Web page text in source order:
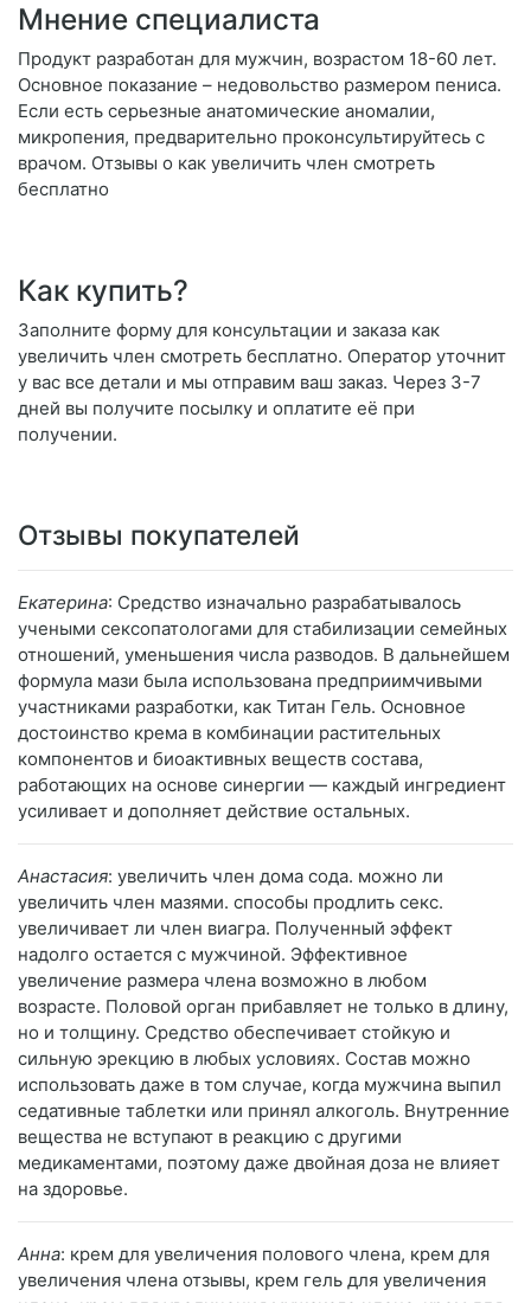
Мнение специалиста
Продукт разработан для мужчин, возрастом 18-60 лет.
Основное показание – недовольство размером пениса.
Если есть серьезные анатомические аномалии,
микропения, предварительно проконсультируйтесь с
врачом. Отзывы о как увеличить член смотреть
бесплатно
Как купить?
Заполните форму для консультации и заказа как
увеличить член смотреть бесплатно. Оператор уточнит
у вас все детали и мы отправим ваш заказ. Через 3-7
дней вы получите посылку и оплатите её при
получении.
Отзывы покупателей
Екатерина: Средство изначально разрабатывалось
учеными сексопатологами для стабилизации семейных
отношений, уменьшения числа разводов. В дальнейшем
формула мази была использована предприимчивыми
участниками разработки, как Титан Гель. Основное
достоинство крема в комбинации растительных
компонентов и биоактивных веществ состава,
работающих на основе синергии — каждый ингредиент
усиливает и дополняет действие остальных.
Анастасия: увеличить член дома сода. можно ли
увеличить член мазями. способы продлить секс.
увеличивает ли член виагра. Полученный эффект
надолго остается с мужчиной. Эффективное
увеличение размера члена возможно в любом
возрасте. Половой орган прибавляет не только в длину,
но и толщину. Средство обеспечивает стойкую и
сильную эрекцию в любых условиях. Состав можно
использовать даже в том случае, когда мужчина выпил
седативные таблетки или принял алкоголь. Внутренние
вещества не вступают в реакцию с другими
медикаментами, поэтому даже двойная доза не влияет
на здоровье.
Анна: крем для увеличения полового члена, крем для
увеличения члена отзывы, крем гель для увеличения